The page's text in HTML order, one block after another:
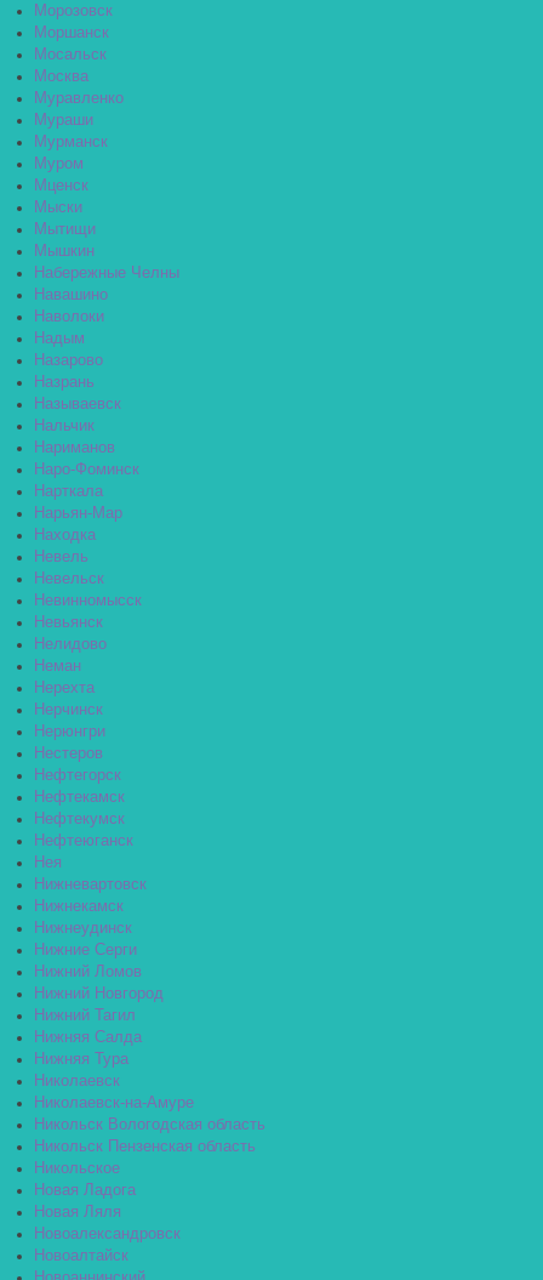
Морозовск
Моршанск
Мосальск
Москва
Муравленко
Мураши
Мурманск
Муром
Мценск
Мыски
Мытищи
Мышкин
Набережные Челны
Навашино
Наволоки
Надым
Назарово
Назрань
Называевск
Нальчик
Нариманов
Наро-Фоминск
Нарткала
Нарьян-Мар
Находка
Невель
Невельск
Невинномысск
Невьянск
Нелидово
Неман
Нерехта
Нерчинск
Нерюнгри
Нестеров
Нефтегорск
Нефтекамск
Нефтекумск
Нефтеюганск
Нея
Нижневартовск
Нижнекамск
Нижнеудинск
Нижние Серги
Нижний Ломов
Нижний Новгород
Нижний Тагил
Нижняя Салда
Нижняя Тура
Николаевск
Николаевск-на-Амуре
Никольск Вологодская область
Никольск Пензенская область
Никольское
Новая Ладога
Новая Ляля
Новоалександровск
Новоалтайск